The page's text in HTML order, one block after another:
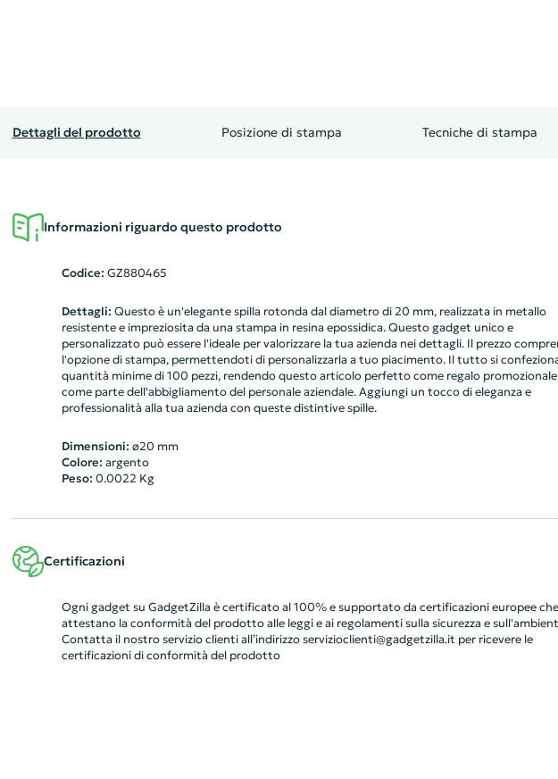
Dettagli del prodotto Posizione di stampa Tecniche di stampa
Informazioni riguardo questo prodotto
Codice: GZ880465
Dettagli: Questo è un'elegante spilla rotonda dal diametro di 20 mm, realizzata in metallo
resistente e impreziosita da una stampa in resina epossidica. Questo gadget unico e
personalizzato può essere l'ideale per valorizzare la tua azienda nei dettagli. Il prezzo
l'opzione di stampa, permettendoti di personalizzarla a tuo piacimento. Il tutto si
quantità minime di 100 pezzi, rendendo questo articolo perfetto come regalo
come parte dell'abbigliamento del personale aziendale. Aggiungi un tocco di eleganza e
professionalità alla tua azienda con queste distintive spille.
Dimensioni: ø20 mm
Colore: argento
Peso: 0.0022 Kg
Certificazioni
Ogni gadget su GadgetZilla è certificato al 100% e supportato da certificazioni europee che
attestano la conformità del prodotto alle leggi e ai regolamenti sulla sicurezza e
Contatta il nostro servizio clienti all’indirizzo servizioclienti@gadgetzilla.it per ricevere le
certificazioni di conformità del prodotto